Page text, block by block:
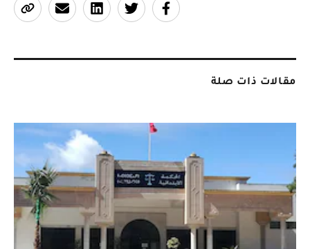
مقالات ذات صلة